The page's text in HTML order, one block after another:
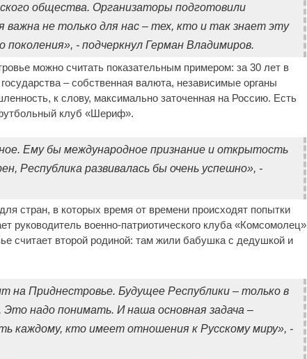
общества. Организаторы подготовили
не только для нас – тех, кто и так знает эту
- подчеркнул Герман Владимиров.
можно считать показательным примером: за 30 лет в
– собственная валюта, независимые органы
к слову, максимально заточенная на Россию. Есть
клуб «Шериф».
Ему бы международное признание и открытость
Республика развивалась бы очень успешно», -
стран, в которых время от времени происходят попытки
руководитель военно-патриотического клуба «Комсомолец»
считает второй родиной: там жили бабушка с дедушкой и
на Приднестровье. Будущее Республики – только в
надо понимать. И наша основная задача –
каждому, кто имеет отношения к Русскому миру», -